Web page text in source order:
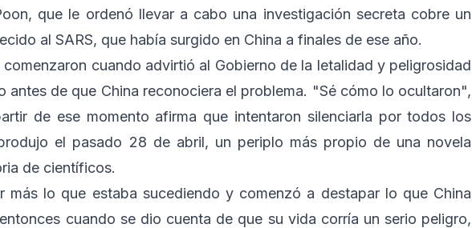
que le ordenó llevar a cabo una investigación secreta cobre un
al SARS, que había surgido en China a finales de ese año.
comenzaron cuando advirtió al Gobierno de la letalidad y peligrosidad
antes de que China reconociera el problema. "Sé cómo lo ocultaron",
de ese momento afirma que intentaron silenciarla por todos los
el pasado 28 de abril, un periplo más propio de una novela
de científicos.
más lo que estaba sucediendo y comenzó a destapar lo que China
cuando se dio cuenta de que su vida corría un serio peligro,